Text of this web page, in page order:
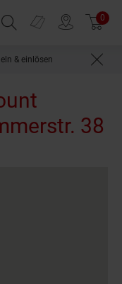
Suchfeld einblenden
Prospekte 0
& einlösen
38